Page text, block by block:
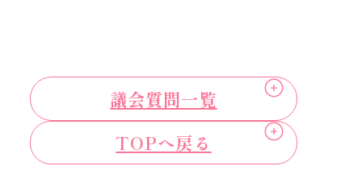
議会質問一覧
TOPへ戻る